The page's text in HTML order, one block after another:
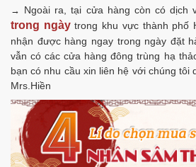
→ Ngoài ra, tại cửa hàng còn có dịch
trong ngàytrong khu vực thành phố
nhận được hàng ngay trong ngày đặt
vẫn có các cửa hàng đông trùng hạ
bạn có nhu cầu xin liên hệ với chúng tôi
Mrs.Hiền